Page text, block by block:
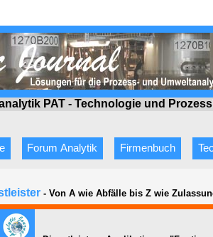
PAT - Technologie und
Forum Analytik Firmenbuch
- Von A wie Abfälle bis Z wie